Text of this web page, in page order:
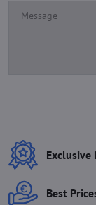
Exclusive
Best